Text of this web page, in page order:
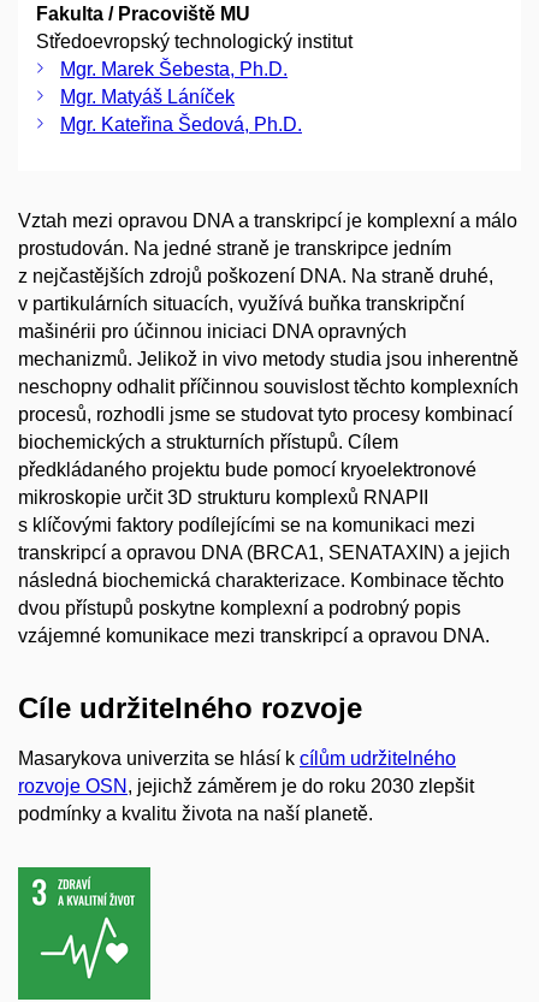
Fakulta / Pracoviště MU
Středoevropský technologický institut
Mgr. Marek Šebesta, Ph.D.
Mgr. Matyáš Láníček
Mgr. Kateřina Šedová, Ph.D.
Vztah mezi opravou DNA a transkripcí je komplexní a málo
prostudován. Na jedné straně je transkripce jedním
z nejčastějších zdrojů poškození DNA. Na straně druhé,
v partikulárních situacích, využívá buňka transkripční
mašinérii pro účinnou iniciaci DNA opravných
mechanizmů. Jelikož in vivo metody studia jsou inherentně
neschopny odhalit příčinnou souvislost těchto komplexních
procesů, rozhodli jsme se studovat tyto procesy kombinací
biochemických a strukturních přístupů. Cílem
předkládaného projektu bude pomocí kryoelektronové
mikroskopie určit 3D strukturu komplexů RNAPII
s klíčovými faktory podílejícími se na komunikaci mezi
transkripcí a opravou DNA (BRCA1, SENATAXIN) a jejich
následná biochemická charakterizace. Kombinace těchto
dvou přístupů poskytne komplexní a podrobný popis
vzájemné komunikace mezi transkripcí a opravou DNA.
Cíle udržitelného rozvoje
Masarykova univerzita se hlásí k cílům udržitelného
rozvoje OSN , jejichž záměrem je do roku 2030 zlepšit
podmínky a kvalitu života na naší planetě.